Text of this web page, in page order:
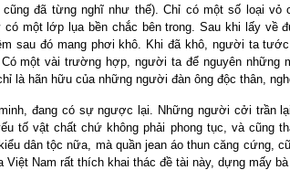
đã từng nghĩ như thế). Chỉ có một số loại vỏ
một lớp lụa bền chắc bên trong. Sau khi lấy về
sau đó mang phơi khô. Khi đã khô, người ta
một vài trường hợp, người ta để nguyên những
là hãn hữu của những người đàn ông độc thân,
đang có sự ngược lại. Những người cởi trần
tố vật chất chứ không phải phong tục, và cũng
dân tộc nữa, mà quần jean áo thun căng cứng,
Việt Nam rất thích khai thác đề tài này, dựng mấy